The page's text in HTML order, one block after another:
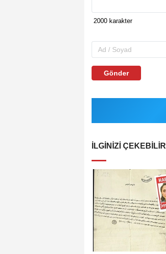
Gönder
İLGINIZI ÇEKEBILIR